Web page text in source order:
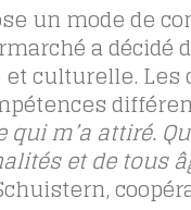
un mode de
a décidé
culturelle.
qui m’a attiré.
et de tous